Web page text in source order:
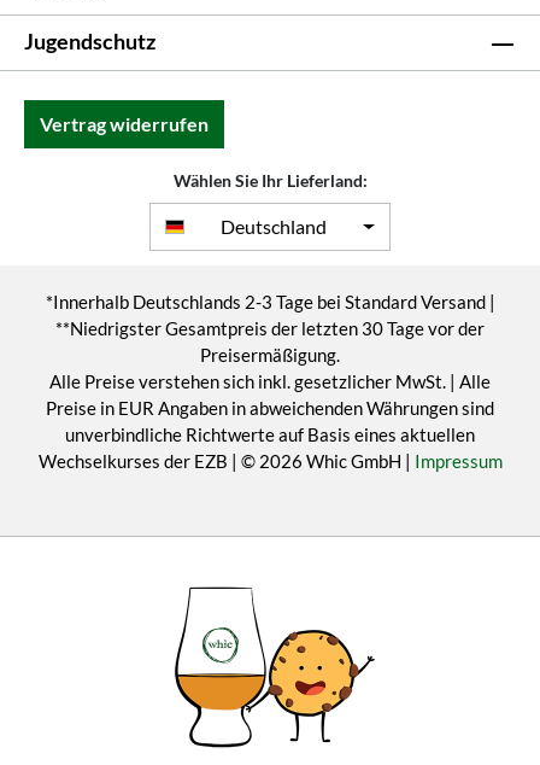
Jugendschutz
Vertrag widerrufen
Wählen Sie Ihr Lieferland:
Deutschland
*Innerhalb Deutschlands 2-3 Tage bei Standard Versand |
**Niedrigster Gesamtpreis der letzten 30 Tage vor der
Preisermäßigung.
Alle Preise verstehen sich inkl. gesetzlicher MwSt. | Alle
Preise in EUR Angaben in abweichenden Währungen sind
unverbindliche Richtwerte auf Basis eines aktuellen
Wechselkurses der EZB | © 2026 Whic GmbH | Impressum